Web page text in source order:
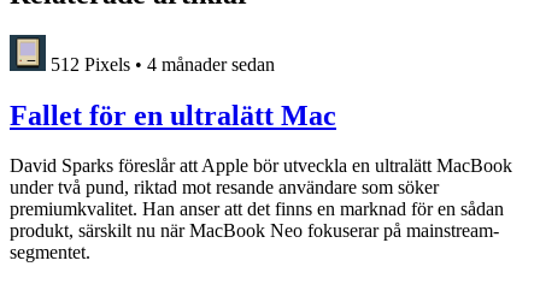
512 Pixels • 4 månader sedan
Fallet för en ultralätt Mac
David Sparks föreslår att Apple bör utveckla en ultralätt MacBook
under två pund, riktad mot resande användare som söker
premiumkvalitet. Han anser att det finns en marknad för en sådan
produkt, särskilt nu när MacBook Neo fokuserar på mainstream-
segmentet.